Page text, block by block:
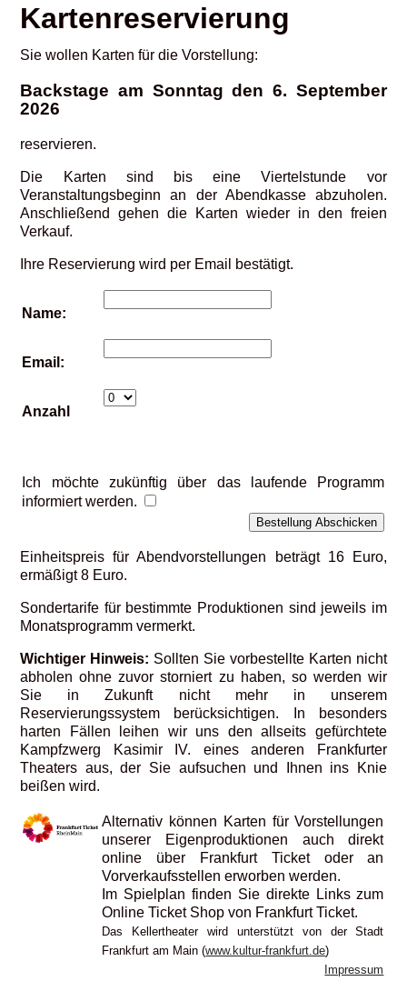
Kartenreservierung
Sie wollen Karten für die Vorstellung:
Backstage am Sonntag den 6. September
2026
reservieren.
Die Karten sind bis eine Viertelstunde vor
Veranstaltungsbeginn an der Abendkasse abzuholen.
Anschließend gehen die Karten wieder in den freien
Verkauf.
Ihre Reservierung wird per Email bestätigt.
Name:
Email:
Anzahl
Ich möchte zukünftig über das laufende Programm
informiert werden.
Einheitspreis für Abendvorstellungen beträgt 16 Euro,
ermäßigt 8 Euro.
Sondertarife für bestimmte Produktionen sind jeweils im
Monatsprogramm vermerkt.
Wichtiger Hinweis: Sollten Sie vorbestellte Karten nicht
abholen ohne zuvor storniert zu haben, so werden wir
Sie in Zukunft nicht mehr in unserem
Reservierungssystem berücksichtigen. In besonders
harten Fällen leihen wir uns den allseits gefürchtete
Kampfzwerg Kasimir IV. eines anderen Frankfurter
Theaters aus, der Sie aufsuchen und Ihnen ins Knie
beißen wird.
Alternativ können Karten für Vorstellungen
unserer Eigenproduktionen auch direkt
online über Frankfurt Ticket oder an
Vorverkaufsstellen erworben werden.
Im Spielplan finden Sie direkte Links zum
Online Ticket Shop von Frankfurt Ticket.
Das Kellertheater wird unterstützt von der Stadt
Frankfurt am Main (www.kultur-frankfurt.de)
Impressum